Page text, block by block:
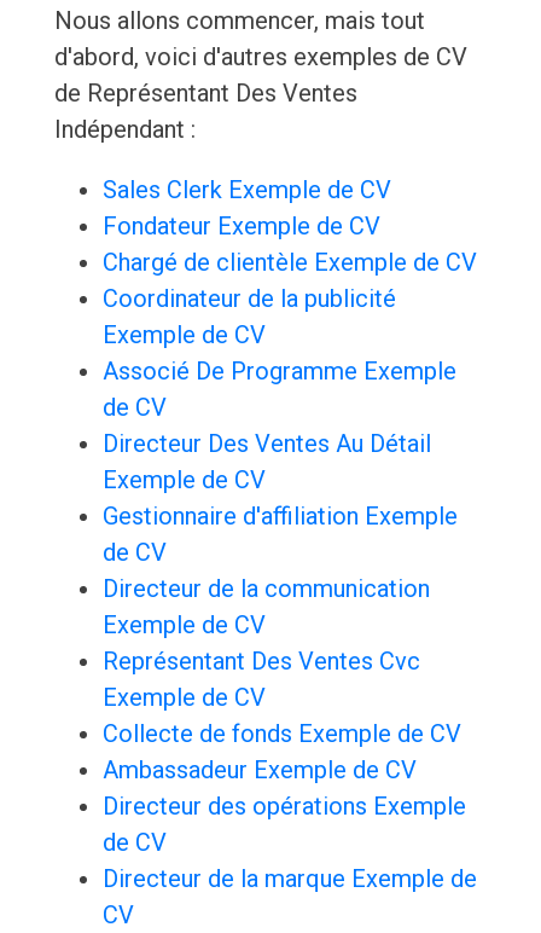
Nous allons commencer, mais tout
d'abord, voici d'autres exemples de CV
de Représentant Des Ventes
Indépendant :
Sales Clerk Exemple de CV
Fondateur Exemple de CV
Chargé de clientèle Exemple de CV
Coordinateur de la publicité
Exemple de CV
Associé De Programme Exemple
de CV
Directeur Des Ventes Au Détail
Exemple de CV
Gestionnaire d'affiliation Exemple
de CV
Directeur de la communication
Exemple de CV
Représentant Des Ventes Cvc
Exemple de CV
Collecte de fonds Exemple de CV
Ambassadeur Exemple de CV
Directeur des opérations Exemple
de CV
Directeur de la marque Exemple de
CV